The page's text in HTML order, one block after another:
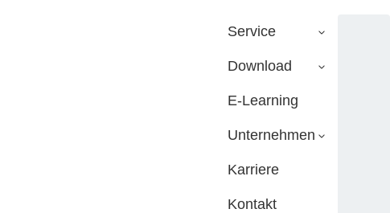
Service
Download
E-Learning
Unternehmen
Karriere
Kontakt